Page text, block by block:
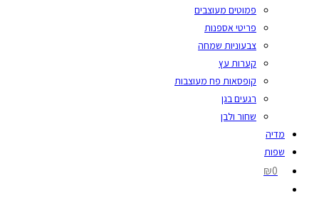
פמוטים מעוצבים
פריטי אספנות
צבעוניות שמחה
קערות עץ
קופסאות פח מעוצבות
רגעים בגן
שחור ולבן
מדיה
שפות
₪0